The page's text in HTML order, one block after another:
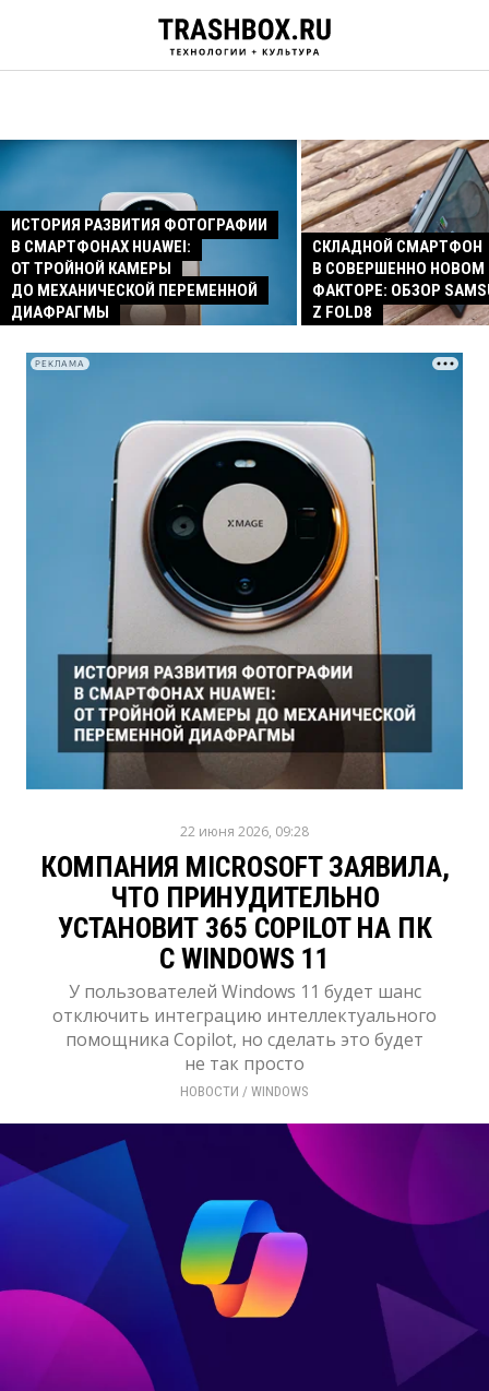
ИСТОРИЯ РАЗВИТИЯ ФОТОГРАФИИ
В СМАРТФОНАХ HUAWEI:
ОТ ТРОЙНОЙ КАМЕРЫ
ДО МЕХАНИЧЕСКОЙ ПЕРЕМЕННОЙ
ДИАФРАГМЫ
СКЛАДНОЙ СМАРТФОН
В СОВЕРШЕННО
ФАКТОРЕ: ОБЗОР
Z FOLD8
РЕКЛАМА
22 июня 2026, 09:28
КОМПАНИЯ MICROSOFT ЗАЯВИЛА,
ЧТО ПРИНУДИТЕЛЬНО
УСТАНОВИТ 365 COPILOT НА ПК
С WINDOWS 11
У пользователей Windows 11 будет шанс
отключить интеграцию интеллектуального
помощника Copilot, но сделать это будет
не так просто
НОВОСТИ / WINDOWS